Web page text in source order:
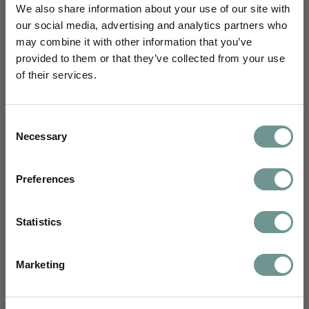
We also share information about your use of our site with
our social media, advertising and analytics partners who
may combine it with other information that you’ve
provided to them or that they’ve collected from your use
of their services.
Selection
Necessary
Preferences
Statistics
Marketing
gezondheidsfundament.
Download de whitepaper
keuzes te maken, zowel vandaag als in de toekomst.
Achternaam
Schrijf je in en blijf je verdiepen
Je ontvangt maandelijks wetenschappelijke
nascholingen, en kennisartikelen vertaald
naar jouw dagelijkse praktijk.
Voornaam